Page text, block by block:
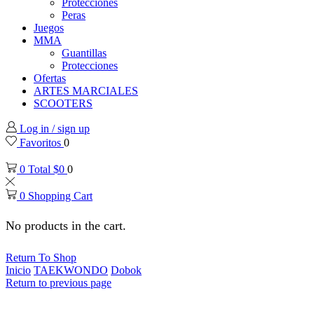
Protecciones
Peras
Juegos
MMA
Guantillas
Protecciones
Ofertas
ARTES MARCIALES
SCOOTERS
Log in / sign up
Favoritos 0
0 Total $0 0
0 Shopping Cart
No products in the cart.
Return To Shop
Inicio TAEKWONDO Dobok
Return to previous page